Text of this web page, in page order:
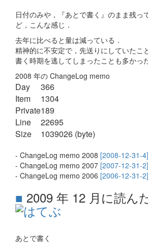
日付のみや，『あとで書く』のまま残っ
ど，こんな感じ．
去年に比べると量は減っている．
精神的に不安定で，先送りにしていたこ
書く時期を逃してしまったことも多かっ
2008 年の ChangeLog memo
Day
366
Item
1304
Private189
Line
22695
Size
1039026 (byte)
- ChangeLog memo 2008 [2008-12-31-4]
- ChangeLog memo 2007 [2007-12-31-2]
- ChangeLog memo 2006 [2006-12-31-2]
■ 2009 年 12 月に読ん
あとで書く